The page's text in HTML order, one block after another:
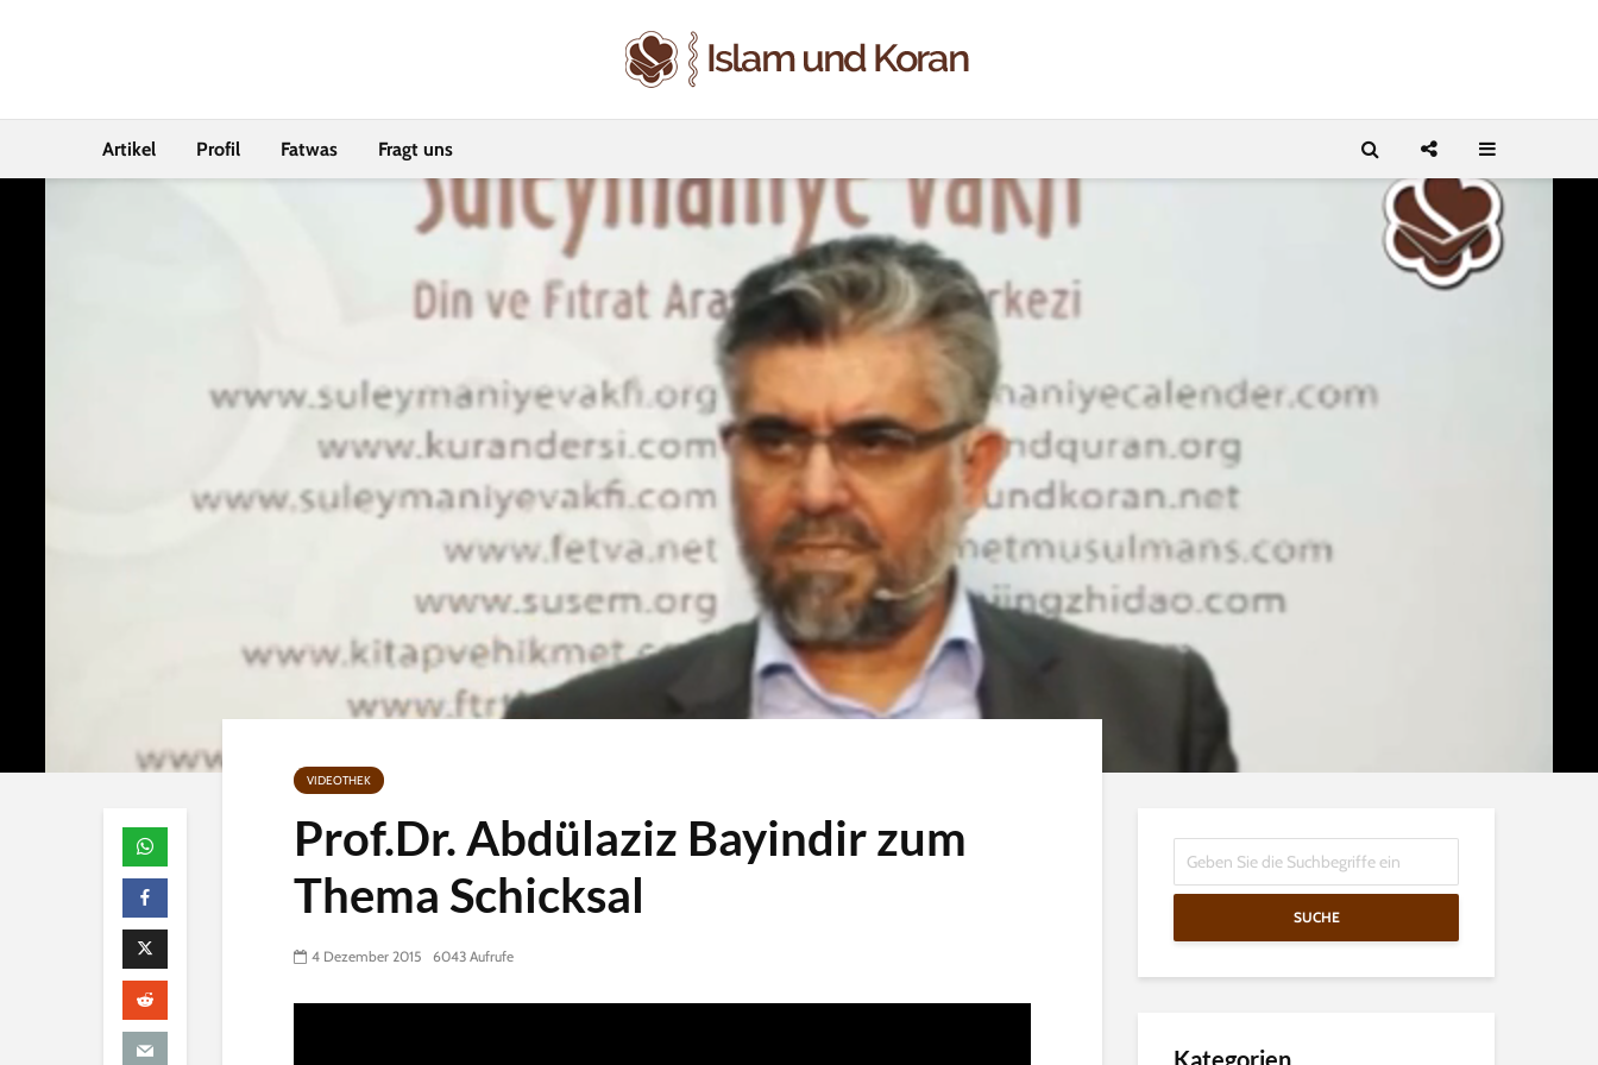
Artikel Profil Fatwas Fragt uns
VIDEOTHEK
Prof.Dr. Abdülaziz Bayindir zum
Thema Schicksal
4 Dezember 2015 6043 Aufrufe
SUCHE
Kategorien